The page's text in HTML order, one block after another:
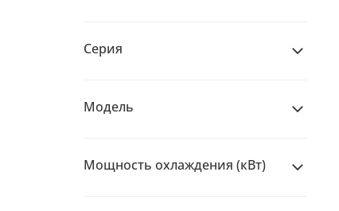
Серия
Модель
Мощность охлаждения (кВт)